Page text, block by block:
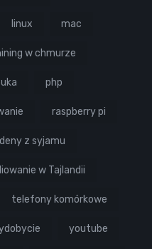
linux mac
w chmurze
php
raspberry pi
z syjamu
w Tajlandii
telefony komórkowe
youtube